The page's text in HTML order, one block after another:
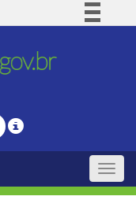
Comunica BR
Legislação
Toggle